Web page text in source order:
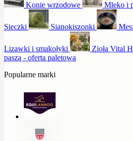
Konie wrzodowe Mleko i
Sieczki Sianokiszonki
Lizawki i smakołyki Zioła Vital
paszą - oferta paletowa
Popularne marki